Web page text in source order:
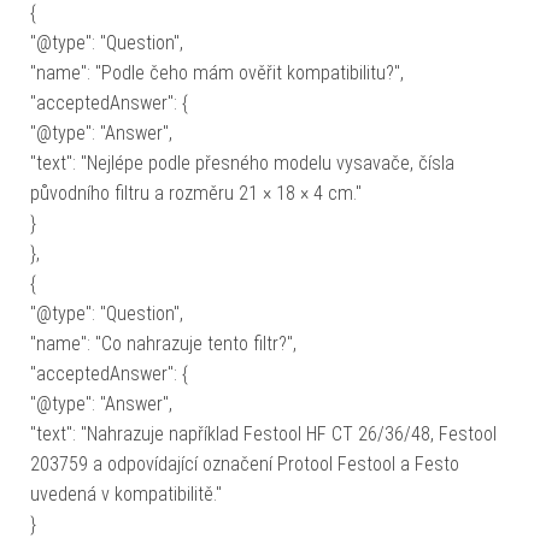
{
"@type": "Question",
"name": "Podle čeho mám ověřit kompatibilitu?",
"acceptedAnswer": {
"@type": "Answer",
"text": "Nejlépe podle přesného modelu vysavače, čísla
původního filtru a rozměru 21 × 18 × 4 cm."
}
},
{
"@type": "Question",
"name": "Co nahrazuje tento filtr?",
"acceptedAnswer": {
"@type": "Answer",
"text": "Nahrazuje například Festool HF CT 26/36/48, Festool
203759 a odpovídající označení Protool Festool a Festo
uvedená v kompatibilitě."
}